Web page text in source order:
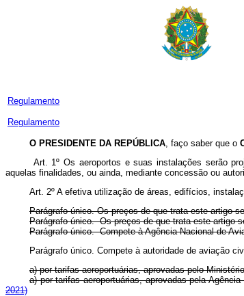
Regulamento
Regulamento
O PRESIDENTE DA REPÚBLICA, faço saber que o
Art. 1º Os aeroportos e suas instalações serão
aquelas finalidades, ou ainda, mediante concessão ou
Art. 2º A efetiva utilização de áreas, edifícios,
Parágrafo único. Os preços de que trata este artigo
Parágrafo único. Os preços de que trata este
Parágrafo único. Compete à Agência Nacional de
Parágrafo único. Compete à autoridade de aviação
a) por tarifas aeroportuárias, aprovadas pelo
a) por tarifas aeroportuárias, aprovadas pela
2021)